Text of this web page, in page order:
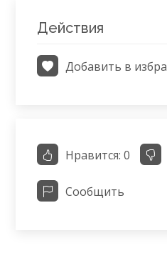
Действия
Добавить в
Нравится: 0
Сообщить